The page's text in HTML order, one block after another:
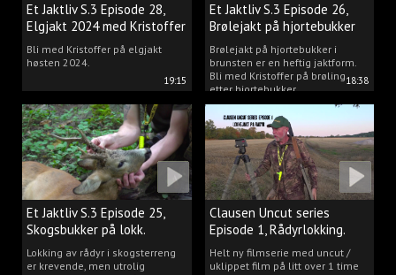
19:15
Et Jaktliv S.3 Episode 28,
Elgjakt 2024 med Kristoffer
Clausen
Bli med Kristoffer på elgjakt
høsten 2024.
18:38
Et Jaktliv S.3 Episode 26,
Brølejakt på hjortebukker
med Kristoffer Clausen
Brølejakt på hjortebukker i
brunsten er en heftig jaktform.
Bli med Kristoffer på brøling
etter hjortebukker.
Et Jaktliv S.3 Episode 25,
Skogsbukker på lokk.
Lokking av rådyr i skogsterreng
er krevende, men utrolig
Clausen Uncut series
Episode 1, Rådyrlokking.
Helt ny filmserie med uncut /
uklippet film på litt over 1 time